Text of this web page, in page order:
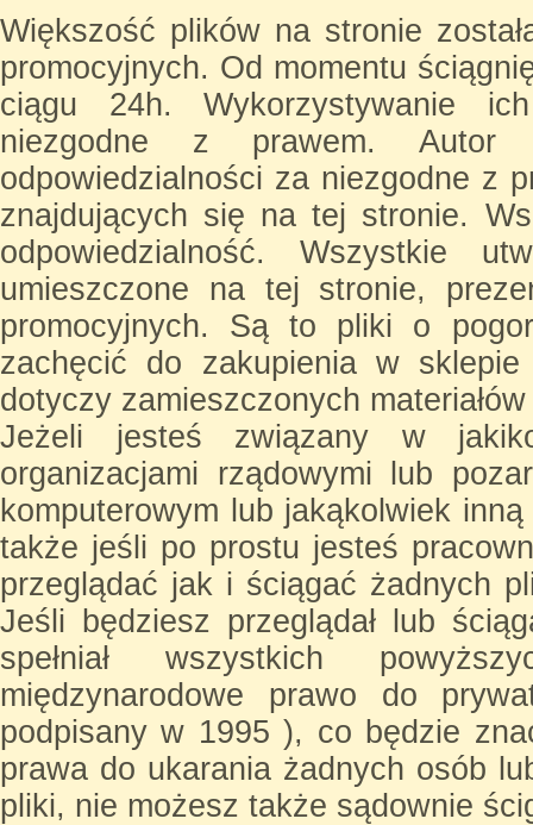
Większość plików na stronie
promocyjnych. Od momentu
ciągu 24h. Wykorzystywanie
niezgodne z prawem.
odpowiedzialności za niezgodne z
znajdujących się na tej stronie.
odpowiedzialność. Wszystkie
umieszczone na tej stronie,
promocyjnych. Są to pliki o
zachęcić do zakupienia w
dotyczy zamieszczonych
Jeżeli jesteś związany w
organizacjami rządowymi lub
komputerowym lub jakąkolwiek
także jeśli po prostu jesteś
przeglądać jak i ściągać żadnych
Jeśli będziesz przeglądał lub
spełniał wszystkich
międzynarodowe prawo do
podpisany w 1995 ), co będzie
prawa do ukarania żadnych osób
pliki, nie możesz także sądownie